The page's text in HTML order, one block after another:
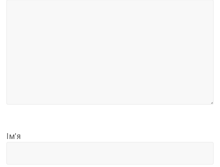
Ім'я